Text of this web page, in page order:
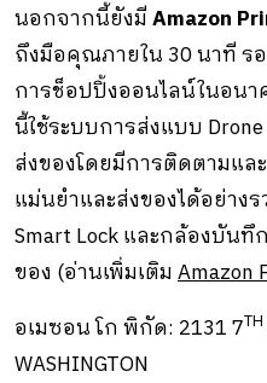
นอกจากนี้ยังมีAmazon
ถึงมือคุณภายใน 30 นาที ร
การช็อปปิ้งออนไลน์ในอน
นี้ใช้ระบบการส่งแบบ
ส่งของโดยมีการติดตามแ
แม่นยำและส่งของได้อย่าง
Smart Lock และกล้องบัน
ของ (อ่านเพิ่มเติม Amazon
อเมซอน โก พิกัด: 2131 7TH
WASHINGTON